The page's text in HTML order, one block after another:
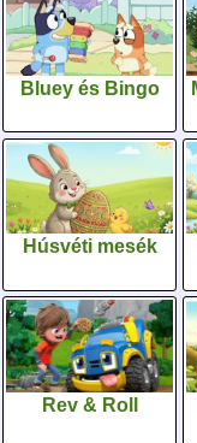
Bluey és Bingo
Húsvéti mesék
Rev & Roll